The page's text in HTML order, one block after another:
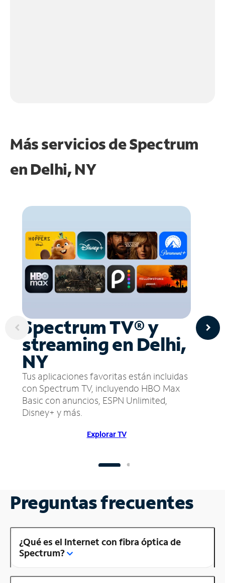
Más servicios de Spectrum
en Delhi, NY
Spectrum TV® y
streaming en Delhi,
NY
Tus aplicaciones favoritas están incluidas
con Spectrum TV, incluyendo HBO Max
Basic con anuncios, ESPN Unlimited,
Disney+ y más.
Explorar TV
Preguntas frecuentes
¿Qué es el Internet con fibra óptica de
Spectrum?